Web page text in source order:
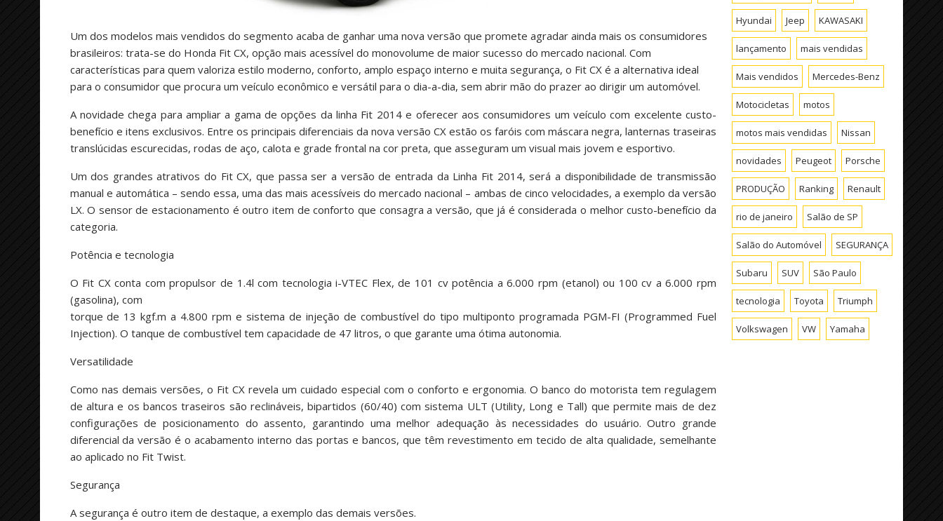
Um dos modelos mais vendidos do segmento acaba de ganhar uma nova versão que promete agradar ainda mais os consumidores
brasileiros: trata-se do Honda Fit CX, opção mais acessível do monovolume de maior sucesso do mercado nacional. Com
características para quem valoriza estilo moderno, conforto, amplo espaço interno e muita segurança, o Fit CX é a alternativa ideal
para o consumidor que procura um veículo econômico e versátil para o dia-a-dia, sem abrir mão do prazer ao dirigir um automóvel.
A novidade chega para ampliar a gama de opções da linha Fit 2014 e oferecer aos consumidores um veículo com excelente custo-
benefício e itens exclusivos. Entre os principais diferenciais da nova versão CX estão os faróis com máscara negra, lanternas traseiras
translúcidas escurecidas, rodas de aço, calota e grade frontal na cor preta, que asseguram um visual mais jovem e esportivo.
Um dos grandes atrativos do Fit CX, que passa ser a versão de entrada da Linha Fit 2014, será a disponibilidade de transmissão
manual e automática – sendo essa, uma das mais acessíveis do mercado nacional – ambas de cinco velocidades, a exemplo da versão
LX. O sensor de estacionamento é outro item de conforto que consagra a versão, que já é considerada o melhor custo-benefício da
categoria.
Potência e tecnologia
O Fit CX conta com propulsor de 1.4l com tecnologia i-VTEC Flex, de 101 cv potência a 6.000 rpm (etanol) ou 100 cv a 6.000 rpm
(gasolina), com
torque de 13 kgf.m a 4.800 rpm e sistema de injeção de combustível do tipo multiponto programada PGM-FI (Programmed Fuel
Injection). O tanque de combustível tem capacidade de 47 litros, o que garante uma ótima autonomia.
Versatilidade
Como nas demais versões, o Fit CX revela um cuidado especial com o conforto e ergonomia. O banco do motorista tem regulagem
de altura e os bancos traseiros são reclináveis, bipartidos (60/40) com sistema ULT (Utility, Long e Tall) que permite mais de dez
configurações de posicionamento do assento, garantindo uma melhor adequação às necessidades do usuário. Outro grande
diferencial da versão é o acabamento interno das portas e bancos, que têm revestimento em tecido de alta qualidade, semelhante
ao aplicado no Fit Twist.
Segurança
A segurança é outro item de destaque, a exemplo das demais versões.
Hyundai Jeep KAWASAKI
lançamento mais vendidas
Mais vendidos Mercedes-Benz
Motocicletas motos
motos mais vendidas Nissan
novidades Peugeot Porsche
PRODUÇÃO Ranking Renault
rio de janeiro Salão de SP
Salão do Automóvel SEGURANÇA
Subaru SUV São Paulo
tecnologia Toyota Triumph
Volkswagen VW Yamaha